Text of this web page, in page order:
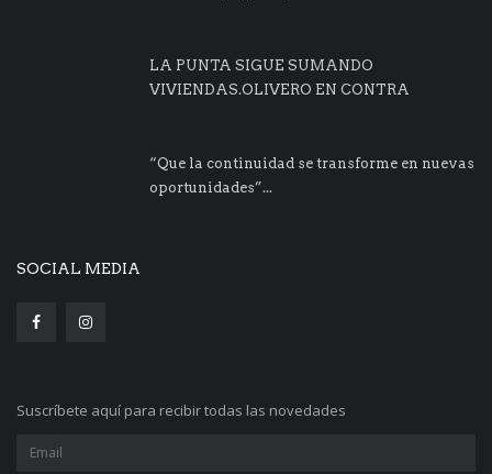
LA PUNTA SIGUE SUMANDO
VIVIENDAS.OLIVERO EN CONTRA
“Que la continuidad se transforme en nuevas
oportunidades”...
SOCIAL MEDIA
Suscríbete aquí para recibir todas las novedades